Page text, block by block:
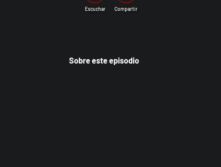
Escuchar Compartir
Sobre este episodio